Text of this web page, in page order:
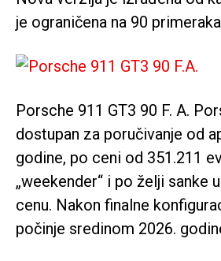
je ograničena na 90
Porsche 911 GT3 90 F. A.
dostupan za poručivanje od
godine, po ceni od 351.211
„weekender“ i po želji sanke
cenu. Nakon finalne
počinje sredinom 2026.